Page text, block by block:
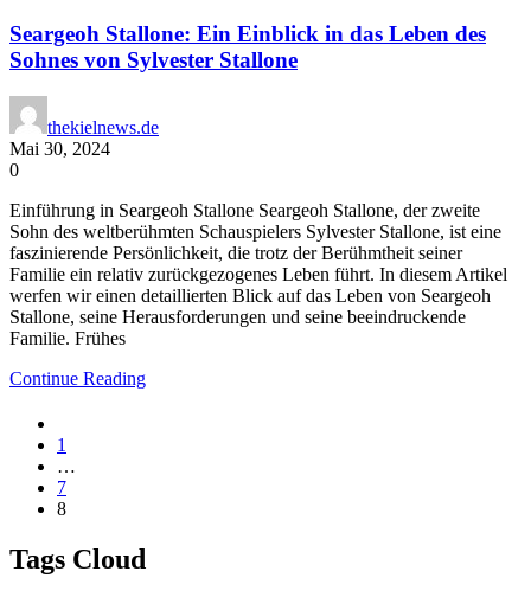
Seargeoh Stallone: Ein Einblick in das Leben des
Sohnes von Sylvester Stallone
thekielnews.de
Mai 30, 2024
0
Einführung in Seargeoh Stallone Seargeoh Stallone, der zweite
Sohn des weltberühmten Schauspielers Sylvester Stallone, ist eine
faszinierende Persönlichkeit, die trotz der Berühmtheit seiner
Familie ein relativ zurückgezogenes Leben führt. In diesem Artikel
werfen wir einen detaillierten Blick auf das Leben von Seargeoh
Stallone, seine Herausforderungen und seine beeindruckende
Familie. Frühes
Continue Reading
1
…
7
8
Tags Cloud